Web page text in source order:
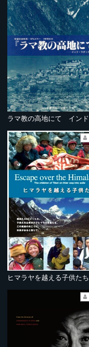
ヒマラヤを越える子供たち